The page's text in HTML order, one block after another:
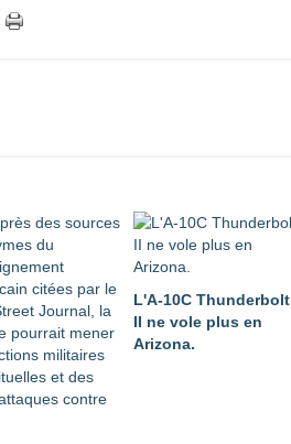
L'A-10C Thunderbolt
II ne vole plus en
Arizona.